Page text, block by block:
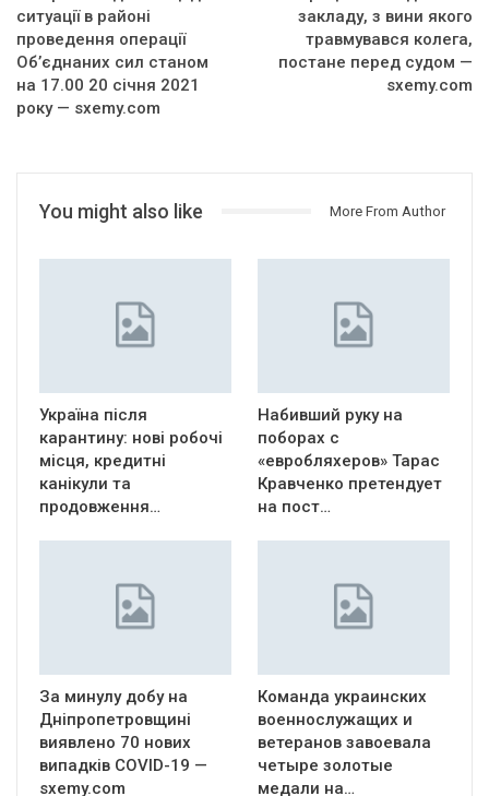
ситуації в районі
проведення операції
Об’єднаних сил станом
на 17.00 20 січня 2021
року — sxemy.com
закладу, з вини якого
травмувався колега,
постане перед судом —
sxemy.com
You might also like More From Author
Україна після
карантину: нові робочі
місця, кредитні
канікули та
продовження…
Набивший руку на
поборах с
«евробляхеров» Тарас
Кравченко претендует
на пост…
За минулу добу на
Дніпропетровщині
виявлено 70 нових
випадків COVID-19 —
sxemy.com
Команда украинских
военнослужащих и
ветеранов завоевала
четыре золотые
медали на…